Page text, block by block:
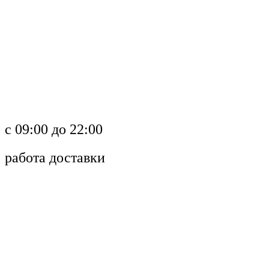
c 09:00 до 22:00
работа доставки